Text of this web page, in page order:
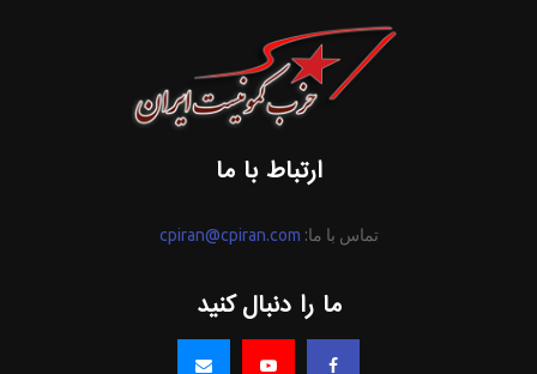
ارتباط با ما
تماس با ما: cpiran@cpiran.com
ما را دنبال کنید